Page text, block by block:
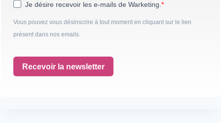
Je désire recevoir les e-mails de Warketing.
Vous pouvez vous désinscrire à tout moment en cliquant sur le lien
présent dans nos emails.
Recevoir la newsletter